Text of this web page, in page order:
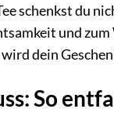
schenkst du
und
dein
So